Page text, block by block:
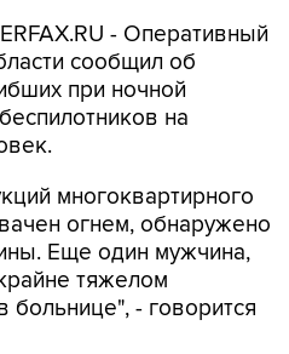
- Оперативный
сообщил об
при ночной
на
многоквартирного
огнем, обнаружено
Еще один мужчина,
тяжелом
больнице", - говорится